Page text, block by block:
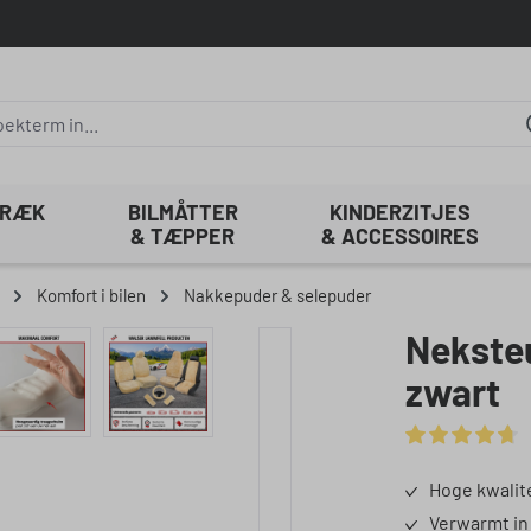
BILMÅTTER
& TÆPPER
KINDERZITJES
& ACCESSOIRES
Komfort i bilen Nakkepuder & selepuder
zwart
Hoge
Verwarmt